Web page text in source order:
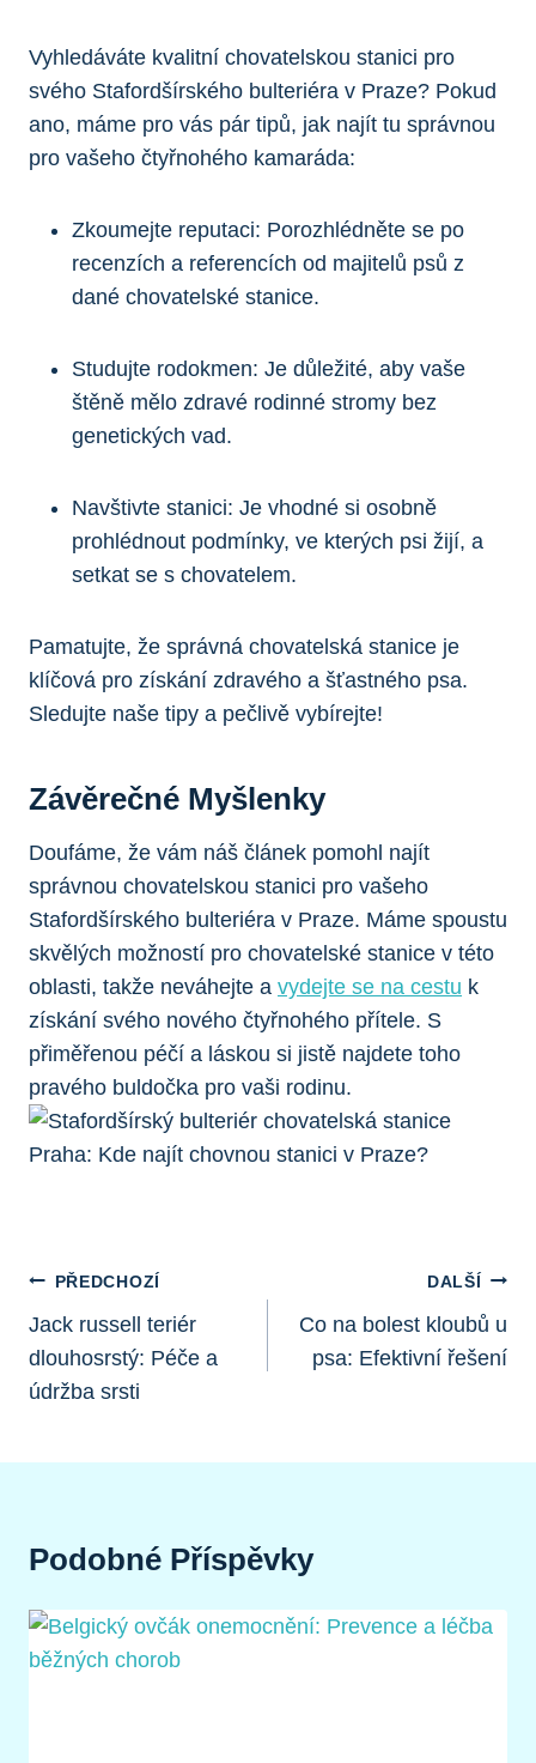
Vyhledáváte kvalitní chovatelskou stanici pro
svého Stafordšírského bulteriéra v Praze? Pokud
ano, máme pro vás pár tipů, jak najít tu správnou
pro vašeho čtyřnohého kamaráda:
Zkoumejte reputaci: Porozhlédněte se po
recenzích a referencích od majitelů psů z
dané chovatelské stanice.
Studujte rodokmen: Je důležité, aby vaše
štěně mělo zdravé rodinné stromy bez
genetických vad.
Navštivte stanici: Je vhodné si osobně
prohlédnout podmínky, ve kterých psi žijí, a
setkat se s chovatelem.
Pamatujte, že správná chovatelská stanice je
klíčová pro získání zdravého a šťastného psa.
Sledujte naše tipy a pečlivě vybírejte!
Závěrečné Myšlenky
Doufáme, že vám náš článek pomohl najít
správnou chovatelskou stanici pro vašeho
Stafordšírského bulteriéra v Praze. Máme spoustu
skvělých možností pro chovatelské stanice v této
oblasti, takže neváhejte a vydejte se na cestu k
získání svého nového čtyřnohého přítele. S
přiměřenou péčí a láskou si jistě najdete toho
pravého buldočka pro vaši rodinu.
Navigace
Pro
Příspěvek
PŘEDCHOZÍ
Jack russell teriér
dlouhosrstý: Péče a
údržba srsti
DALŠÍ
Co na bolest kloubů u
psa: Efektivní řešení
Podobné Příspěvky